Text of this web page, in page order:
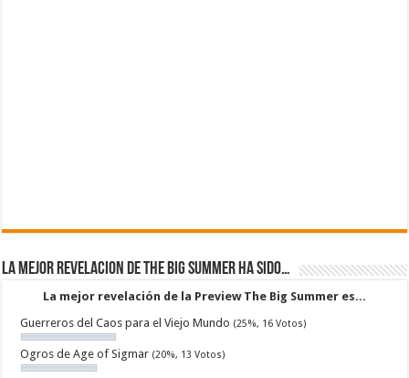
La mejor revelacion de The Big Summer ha sido…
La mejor revelación de la Preview The Big Summer es...
Guerreros del Caos para el Viejo Mundo (25%, 16 Votos)
Ogros de Age of Sigmar (20%, 13 Votos)